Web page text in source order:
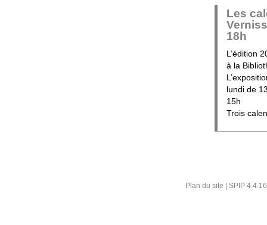
Les
18h
L’édition
à la
lundi de
15h
Trois
Plan du site SPIP 4.4.16